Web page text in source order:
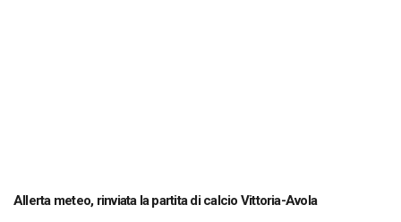
Allerta meteo, rinviata la partita di calcio Vittoria-Avola